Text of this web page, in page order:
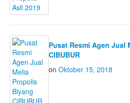
Pusat Resmi Agen Jual
CIBUBUR
on Oktober 15, 2018